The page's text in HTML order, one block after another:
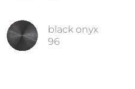
black onyx
96